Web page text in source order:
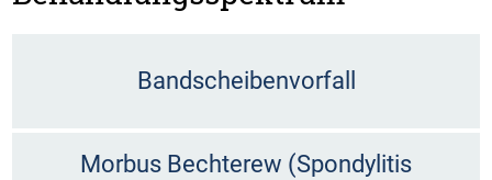
Bandscheibenvorfall
Morbus Bechterew (Spondylitis